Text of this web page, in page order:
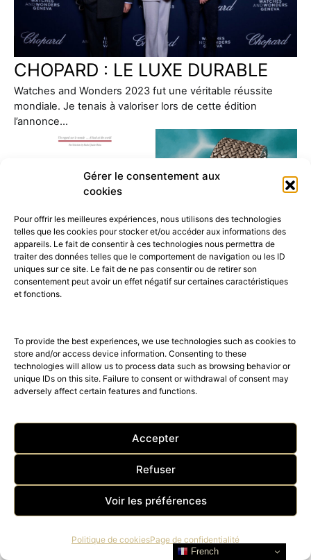
Gérer le consentement aux
cookies
Pour offrir les meilleures expériences, nous utilisons des technologies
telles que les cookies pour stocker et/ou accéder aux informations des
appareils. Le fait de consentir à ces technologies nous permettra de
traiter des données telles que le comportement de navigation ou les ID
uniques sur ce site. Le fait de ne pas consentir ou de retirer son
consentement peut avoir un effet négatif sur certaines caractéristiques
et fonctions.
To provide the best experiences, we use technologies such as cookies to
store and/or access device information. Consenting to these
technologies will allow us to process data such as browsing behavior or
unique IDs on this site. Failure to consent or withdrawal of consent may
adversely affect certain features and functions.
Accepter
Refuser
Voir les préférences
Politique de cookiesPage de confidentialité
CHOPARD : LE LUXE DURABLE
Watches and Wonders 2023 fut une véritable réussite
mondiale. Je tenais à valoriser lors de cette édition
l’annonce…
Vente inédite ARTCURIAL x
PIAGET : À LA UNE Piaget 150
ans
French